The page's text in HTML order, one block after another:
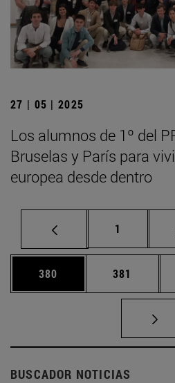
27 | 05 | 2025
Los alumnos de 1º del
Bruselas y París para
europea desde dentro
Página
1
Página
380 Página
381
BUSCADOR NOTICIAS